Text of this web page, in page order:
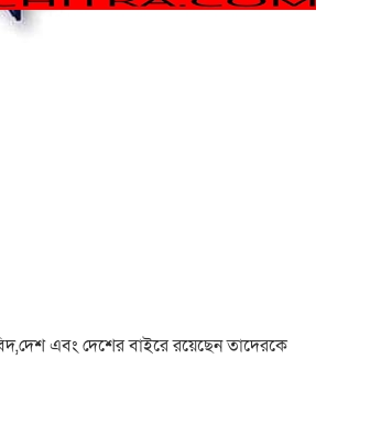
এবং দেশের বাইরে রয়েছেন তাদেরকে